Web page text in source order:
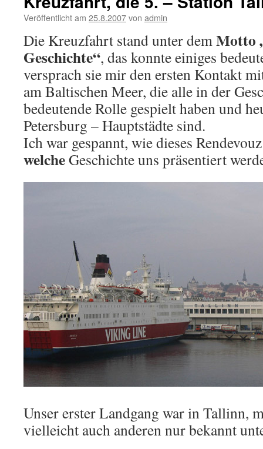
Veröffentlicht am 25.8.2007von admin
Die Kreuzfahrt stand unter demMotto
Geschichte“, das konnte einiges
versprach sie mir den ersten Kontakt
am Baltischen Meer, die alle in der
bedeutende Rolle gespielt haben und
Petersburg – Hauptstädte sind.
Ich war gespannt, wie dieses
welcheGeschichte uns präsentiert
Unser erster Landgang war in Tallinn,
vielleicht auch anderen nur bekannt